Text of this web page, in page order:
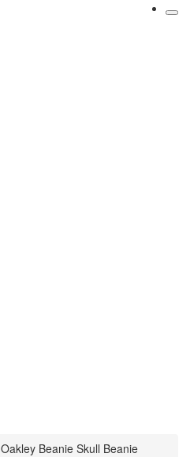
Oakley Beanie Skull Beanie